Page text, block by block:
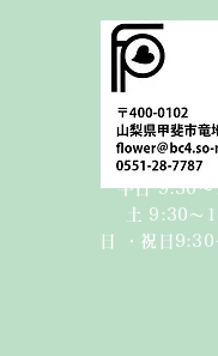
平日 9:30
土 9:30〜
日 ・祝日 9:30